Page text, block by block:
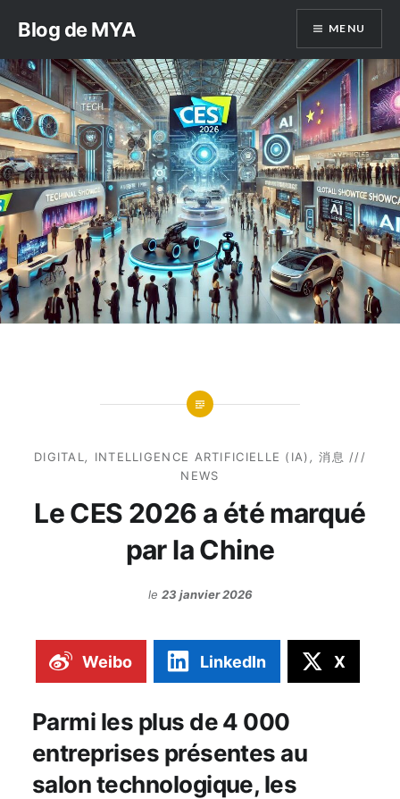
contenu
Blog de MYA MENU
DIGITAL , INTELLIGENCE ARTIFICIELLE (IA) ,消息 ///
NEWS
Le CES 2026 a été marqué
par la Chine
le 23 janvier 2026
Weibo LinkedIn X
Parmi les plus de 4 000
entreprises présentes au
salon technologique, les